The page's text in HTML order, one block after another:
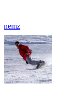
nemz